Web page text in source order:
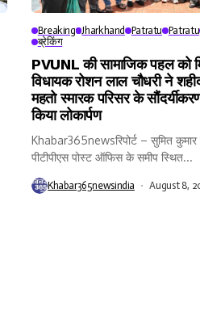
Breaking Jharkhand Patratu Patratu
ब्रेकिंग
PVUNL की सामाजिक पहल को
विधायक रोशन लाल चौधरी ने
महतो स्मारक परिसर के
किया लोकार्पण
Khabar365newsरिपोर्ट – सुमित कुमार
पीटीपीएस पोस्ट ऑफिस के समीप स्थित...
Khabar365newsindia August 8,